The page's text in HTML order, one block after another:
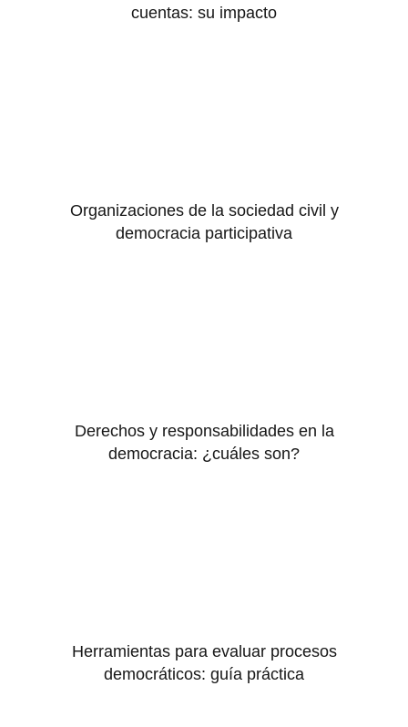
cuentas: su impacto
Organizaciones de la sociedad civil y
democracia participativa
Derechos y responsabilidades en la
democracia: ¿cuáles son?
Herramientas para evaluar procesos
democráticos: guía práctica